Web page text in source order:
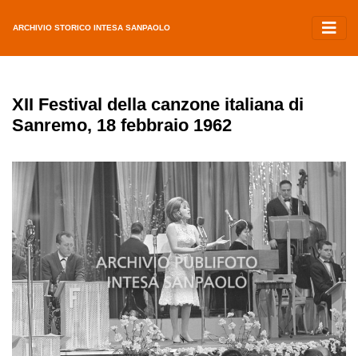
ARCHIVIO STORICO INTESA SANPAOLO
XII Festival della canzone italiana di
Sanremo, 18 febbraio 1962